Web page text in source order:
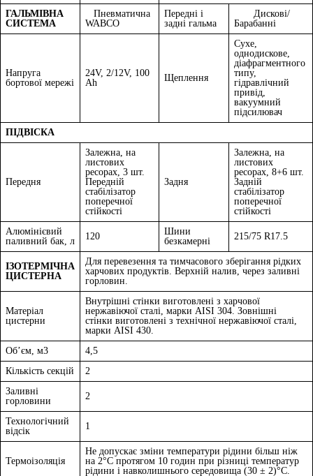
ГАЛЬМІВНА
СИСТЕМА
Пневматична
WABCO
Передні і
задні гальма
Дискові/
Барабанні
Напруга
бортової мережі
24V, 2/12V, 100
Ah
Щеплення
Сухе,
однодискове,
діафрагментного
типу,
гідравлічний
привід,
вакуумний
підсилювач
ПІДВІСКА
Передня
Залежна, на
листових
ресорах, 3 шт.
Передній
стабілізатор
поперечної
стійкості
Задня
Залежна, на
листових
ресорах, 8+6 шт.
Задній
стабілізатор
поперечної
стійкості
Алюмінієвий
паливний бак, л
120
Шини
безкамерні
215/75 R17.5
ІЗОТЕРМІЧНА
ЦИСТЕРНА
Для перевезення та тимчасового зберігання рідких
харчових продуктів. Верхній налив, через заливні
горловин.
Матеріал
цистерни
Внутрішні стінки виготовлені з харчової
нержавіючої сталі, марки AISI 304. Зовнішні
стінки виготовлені з технічної нержавіючої сталі,
марки AISI 430.
Об’єм, м3
4,5
Кількість секцій
2
Заливні
горловини
2
Технологічний
відсік
1
Термоізоляція
Не допускає зміни температури рідини більш ніж
на 2°C протягом 10 годин при різниці температур
рідини і навколишнього середовища (30 ± 2)°С.